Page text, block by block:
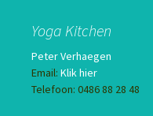
Yoga Kitchen
Peter Verhaegen
Email: Klik hier
Telefoon: 0486 88 28 48